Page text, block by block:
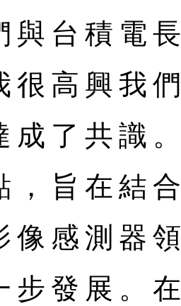
與台積電
很高興我
成了共識
，旨在結
像感測器
步發展。